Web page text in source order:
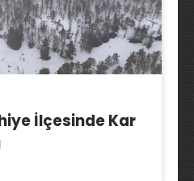
İlçesinde Kar